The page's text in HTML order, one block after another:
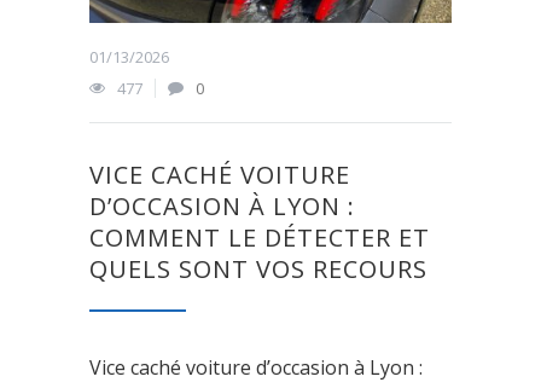
01/13/2026
477
0
VICE CACHÉ VOITURE
D’OCCASION À LYON :
COMMENT LE DÉTECTER ET
QUELS SONT VOS RECOURS
Vice caché voiture d’occasion à Lyon :